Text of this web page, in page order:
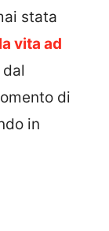
stata
vita ad
di
in